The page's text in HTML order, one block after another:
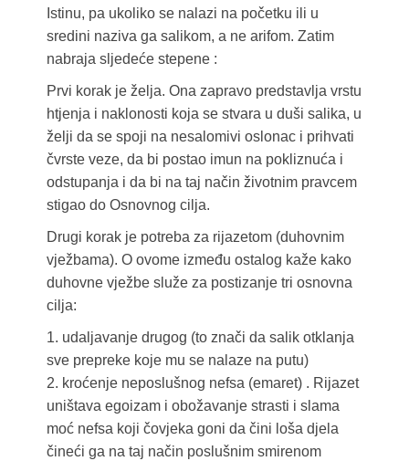
Istinu, pa ukoliko se nalazi na početku ili u
sredini naziva ga salikom, a ne arifom. Zatim
nabraja sljedeće stepene :
Prvi korak je želja. Ona zapravo predstavlja vrstu
htjenja i naklonosti koja se stvara u duši salika, u
želji da se spoji na nesalomivi oslonac i prihvati
čvrste veze, da bi postao imun na pokliznuća i
odstupanja i da bi na taj način životnim pravcem
stigao do Osnovnog cilja.
Drugi korak je potreba za rijazetom (duhovnim
vježbama). O ovome između ostalog kaže kako
duhovne vježbe služe za postizanje tri osnovna
cilja:
1. udaljavanje drugog (to znači da salik otklanja
sve prepreke koje mu se nalaze na putu)
2. kroćenje neposlušnog nefsa (emaret) . Rijazet
uništava egoizam i obožavanje strasti i slama
moć nefsa koji čovjeka goni da čini loša djela
čineći ga na taj način poslušnim smirenom